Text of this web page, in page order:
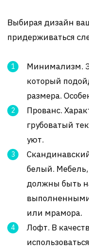
Выбирая дизайн
придерживаться
Минимализм.
который
размера.
Прованс.
грубоватый
уют.
белый.
должны быть
или мрамора.
Лофт. В